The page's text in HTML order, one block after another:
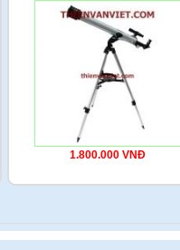
1.800.000 VNĐ